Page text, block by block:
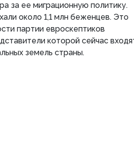
за ее миграционную политику.
около 1,1 млн беженцев. Это
партии евроскептиков
которой сейчас
земель страны.